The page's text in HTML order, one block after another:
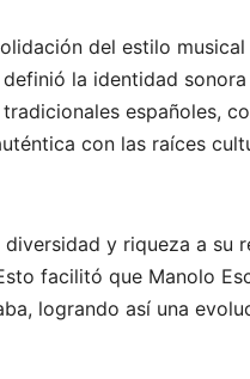
del estilo
la identidad
españoles,
con las raíces
y riqueza a su
facilitó que Manolo
logrando así una